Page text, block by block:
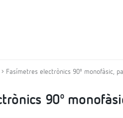
Fasímetres electrònics 90º monofàsic,
90º